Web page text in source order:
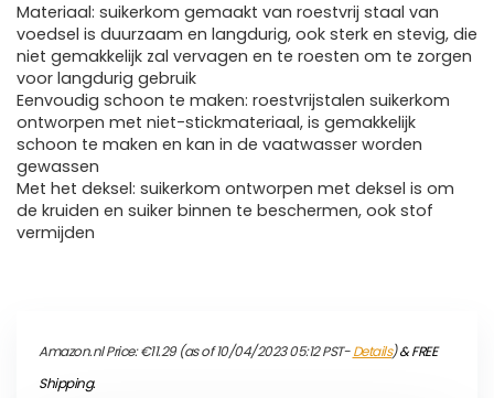
Materiaal: suikerkom gemaakt van roestvrij staal van
voedsel is duurzaam en langdurig, ook sterk en stevig, die
niet gemakkelijk zal vervagen en te roesten om te zorgen
voor langdurig gebruik
Eenvoudig schoon te maken: roestvrijstalen suikerkom
ontworpen met niet-stickmateriaal, is gemakkelijk
schoon te maken en kan in de vaatwasser worden
gewassen
Met het deksel: suikerkom ontworpen met deksel is om
de kruiden en suiker binnen te beschermen, ook stof
vermijden
Amazon.nl Price:€11.29(as of 10/04/2023 05:12 PST-Details)&FREE
Shipping.